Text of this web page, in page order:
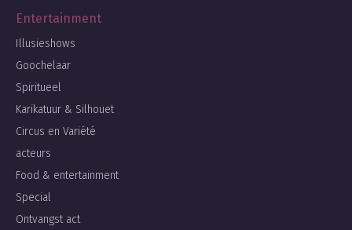
Entertainment
Illusieshows
Goochelaar
Spiritueel
Karikatuur & Silhouet
Circus en Variété
acteurs
Food & entertainment
Special
Ontvangst act